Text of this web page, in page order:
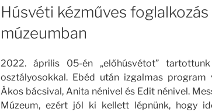
Húsvéti kézműves foglalkozás
múzeumban
2022. április 05-én „előhúsvétot”
osztályosokkal. Ebéd után izgalmas program
Ákos bácsival, Anita nénivel és Edit nénivel.
Múzeum, ezért jól ki kellett lépnünk, hogy